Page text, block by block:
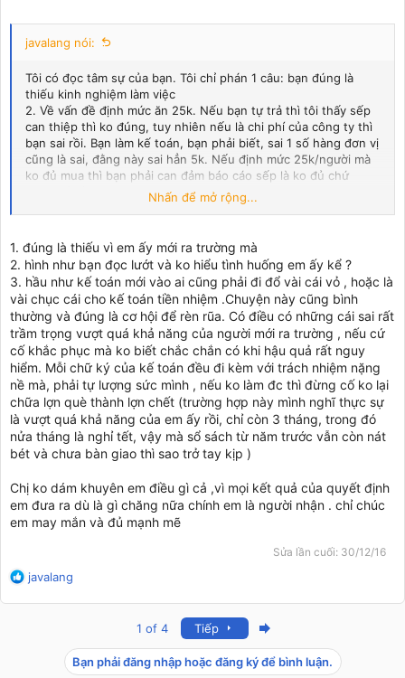
javalang nói:
Tôi có đọc tâm sự của bạn. Tôi chỉ phán 1 câu: bạn đúng là
thiếu kinh nghiệm làm việc
2. Về vấn đề định mức ăn 25k. Nếu bạn tự trả thì tôi thấy sếp
can thiệp thì ko đúng, tuy nhiên nếu là chi phí của công ty thì
bạn sai rồi. Bạn làm kế toán, bạn phải biết, sai 1 số hàng đơn vị
cũng là sai, đằng này sai hẳn 5k. Nếu định mức 25k/người mà
ko đủ mua thì bạn phải can đảm báo cáo sếp là ko đủ chứ
đừng bỏ tiền túi ra mua.
4. Việc kế toán, bạn cho rằng khó khăn khi phải sửa sai lầm
Nhấn để mở rộng...
1. đúng là thiếu vì em ấy mới ra trường mà
2. hình như bạn đọc lướt và ko hiểu tình huống em ấy kể ?
3. hầu như kế toán mới vào ai cũng phải đi đổ vài cái vỏ , hoặc là
vài chục cái cho kế toán tiền nhiệm .Chuyện này cũng bình
thường và đúng là cơ hội để rèn rũa. Có điều có những cái sai rất
trầm trọng vượt quá khả năng của người mới ra trường , nếu cứ
cố khắc phục mà ko biết chắc chắn có khi hậu quả rất nguy
hiểm. Mỗi chữ ký của kế toán đều đi kèm với trách nhiệm nặng
nề mà, phải tự lượng sức mình , nếu ko làm đc thì đừng cố ko lại
chữa lợn què thành lợn chết (trường hợp này mình nghĩ thực sự
là vượt quá khả năng của em ấy rồi, chỉ còn 3 tháng, trong đó
nửa tháng là nghỉ tết, vậy mà sổ sách từ năm trước vẫn còn nát
bét và chưa bàn giao thì sao trở tay kịp )
Chị ko dám khuyên em điều gì cả ,vì mọi kết quả của quyết định
em đưa ra dù là gì chăng nữa chính em là người nhận . chỉ chúc
em may mắn và đủ mạnh mẽ
Sửa lần cuối: 30/12/16
R
a
javalang
1 of 4 Tiếp
Bạn phải đăng nhập hoặc đăng ký để bình luận.